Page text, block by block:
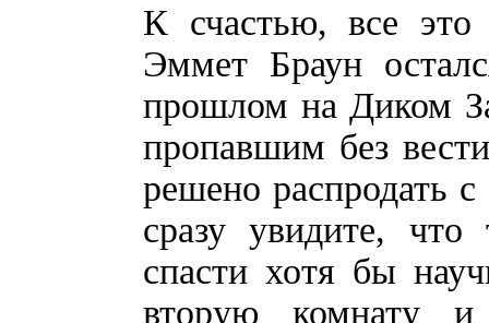
К счастью, все
Эммет Браун
прошлом на Диком
пропавшим без
решено распродать
сразу увидите,
спасти хотя бы
вторую комнату и